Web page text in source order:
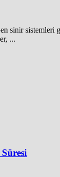
sinir sistemleri
...